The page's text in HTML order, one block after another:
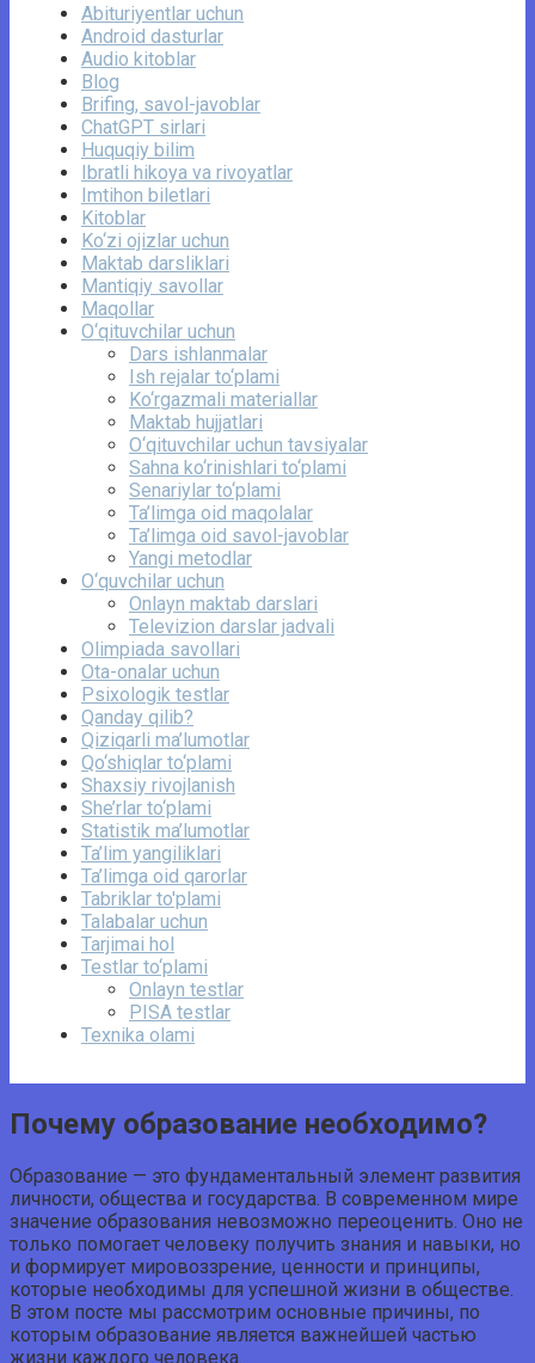
Abituriyentlar uchun
Android dasturlar
Audio kitoblar
Blog
Brifing, savol-javoblar
ChatGPT sirlari
Huquqiy bilim
Ibratli hikoya va rivoyatlar
Imtihon biletlari
Kitoblar
Ko‘zi ojizlar uchun
Maktab darsliklari
Mantiqiy savollar
Maqollar
O‘qituvchilar uchun
Dars ishlanmalar
Ish rejalar to‘plami
Ko‘rgazmali materiallar
Maktab hujjatlari
O‘qituvchilar uchun tavsiyalar
Sahna ko‘rinishlari to‘plami
Senariylar to‘plami
Ta’limga oid maqolalar
Ta’limga oid savol-javoblar
Yangi metodlar
O‘quvchilar uchun
Onlayn maktab darslari
Televizion darslar jadvali
Olimpiada savollari
Ota-onalar uchun
Psixologik testlar
Qanday qilib?
Qiziqarli ma’lumotlar
Qo‘shiqlar to‘plami
Shaxsiy rivojlanish
She’rlar to‘plami
Statistik ma’lumotlar
Ta’lim yangiliklari
Ta’limga oid qarorlar
Tabriklar to'plami
Talabalar uchun
Tarjimai hol
Testlar to‘plami
Onlayn testlar
PISA testlar
Texnika olami
Почему образование необходимо?
Образование — это фундаментальный элемент развития
личности, общества и государства. В современном мире
значение образования невозможно переоценить. Оно не
только помогает человеку получить знания и навыки, но
и формирует мировоззрение, ценности и принципы,
которые необходимы для успешной жизни в обществе.
В этом посте мы рассмотрим основные причины, по
которым образование является важнейшей частью
жизни каждого человека.